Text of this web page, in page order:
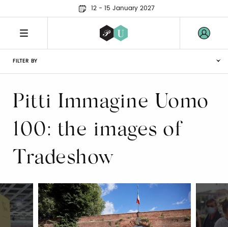
12 - 15 January 2027
FILTER BY
Pitti Immagine Uomo
100: the images of
Tradeshow